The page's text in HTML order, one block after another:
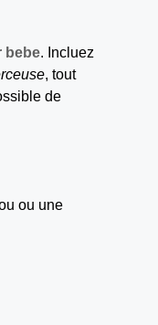
bebe. Incluez
, tout
de
ou une